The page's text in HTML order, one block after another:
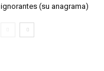
ignorantes (su anagrama)